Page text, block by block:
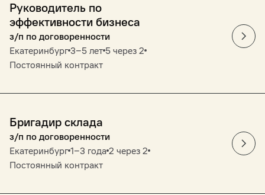
Руководитель по
эффективности бизнеса
з/п по договоренности
Екатеринбург 3‒5 лет 5 через 2
Постоянный контракт
Бригадир склада
з/п по договоренности
Екатеринбург 1‒3 года 2 через 2
Постоянный контракт